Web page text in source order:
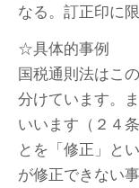
なる。訂正印に
☆具体的事例
国税通則法はこ
分けています。
いいます（２４
とを「修正」と
が修正できない